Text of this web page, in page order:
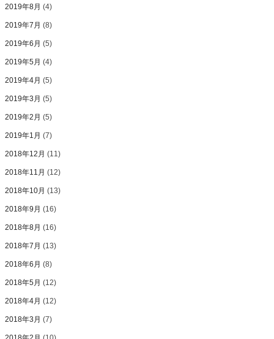
2019年8月 (4)
2019年7月 (8)
2019年6月 (5)
2019年5月 (4)
2019年4月 (5)
2019年3月 (5)
2019年2月 (5)
2019年1月 (7)
2018年12月 (11)
2018年11月 (12)
2018年10月 (13)
2018年9月 (16)
2018年8月 (16)
2018年7月 (13)
2018年6月 (8)
2018年5月 (12)
2018年4月 (12)
2018年3月 (7)